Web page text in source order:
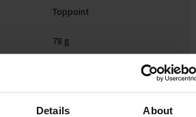
Details About
Toppoint
78 g